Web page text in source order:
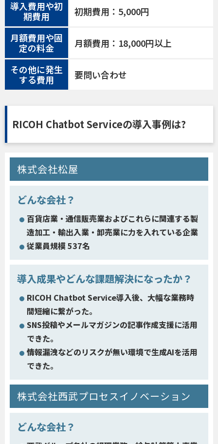
導入費用や初
期費用
初期費用：5,000円
月額費用や固
定の料金
月額費用：18,000円以上
その他に発生
する費用
要問い合わせ
RICOH Chatbot Serviceの導入事例は?
株式会社松屋
どんな会社？
百貨店業・通信販売業およびこれらに関連する製
造加工・輸出入業・卸売業に力を入れている企業
従業員規模 537名
導入成果やどんな課題解決になったか？
RICOH Chatbot Service導入後、大幅な業務時
間短縮に繋がった。
SNS投稿やメールマガジンの記事作成支援に活用
できた。
情報漏洩などのリスクが無い環境で生成AIを活用
できた。
株式会社西武プロセスイノベーション
どんな会社？